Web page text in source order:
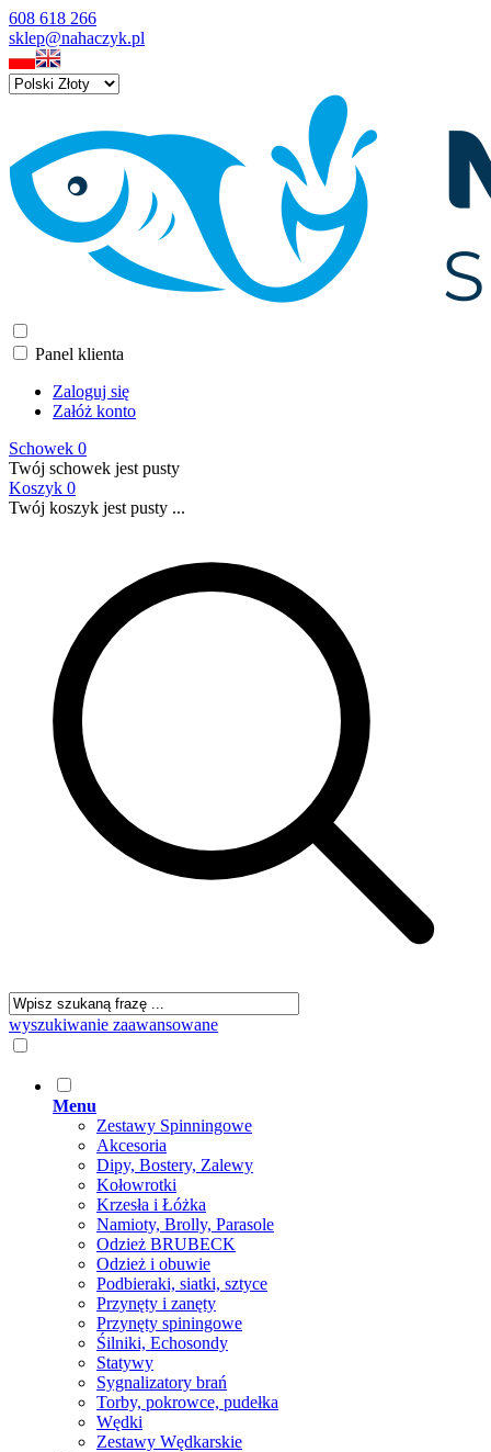
608 618 266
sklep@nahaczyk.pl
Panel klienta
Zaloguj się
Załóż konto
Schowek 0
Twój schowek jest pusty
Koszyk 0
Twój koszyk jest pusty ...
wyszukiwanie zaawansowane
Menu
Zestawy Spinningowe
Akcesoria
Dipy, Bostery, Zalewy
Kołowrotki
Krzesła i Łóżka
Namioty, Brolly, Parasole
Odzież BRUBECK
Odzież i obuwie
Podbieraki, siatki, sztyce
Przynęty i zanęty
Przynęty spiningowe
Śilniki, Echosondy
Statywy
Sygnalizatory brań
Torby, pokrowce, pudełka
Wędki
Zestawy Wędkarskie